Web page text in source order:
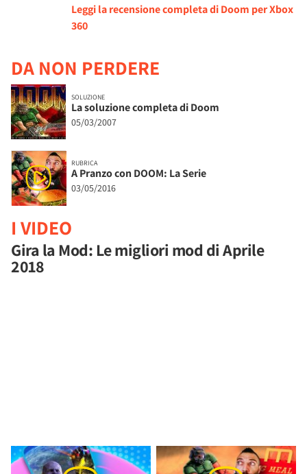
Leggi la recensione completa di Doom per Xbox
360
DA NON PERDERE
SOLUZIONE
La soluzione completa di Doom
05/03/2007
RUBRICA
A Pranzo con DOOM: La Serie
03/05/2016
I VIDEO
Gira la Mod: Le migliori mod di Aprile
2018